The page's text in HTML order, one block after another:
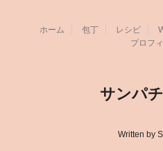
ホーム 包丁 レシピ
プロフ
サンパ
Written by